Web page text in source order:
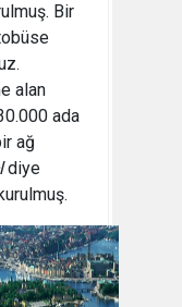
Bir
alan
ada
ağ
diye